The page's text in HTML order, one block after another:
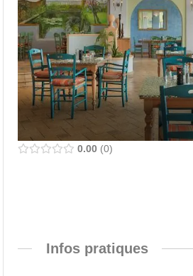
0.00 0
Infos pratiques